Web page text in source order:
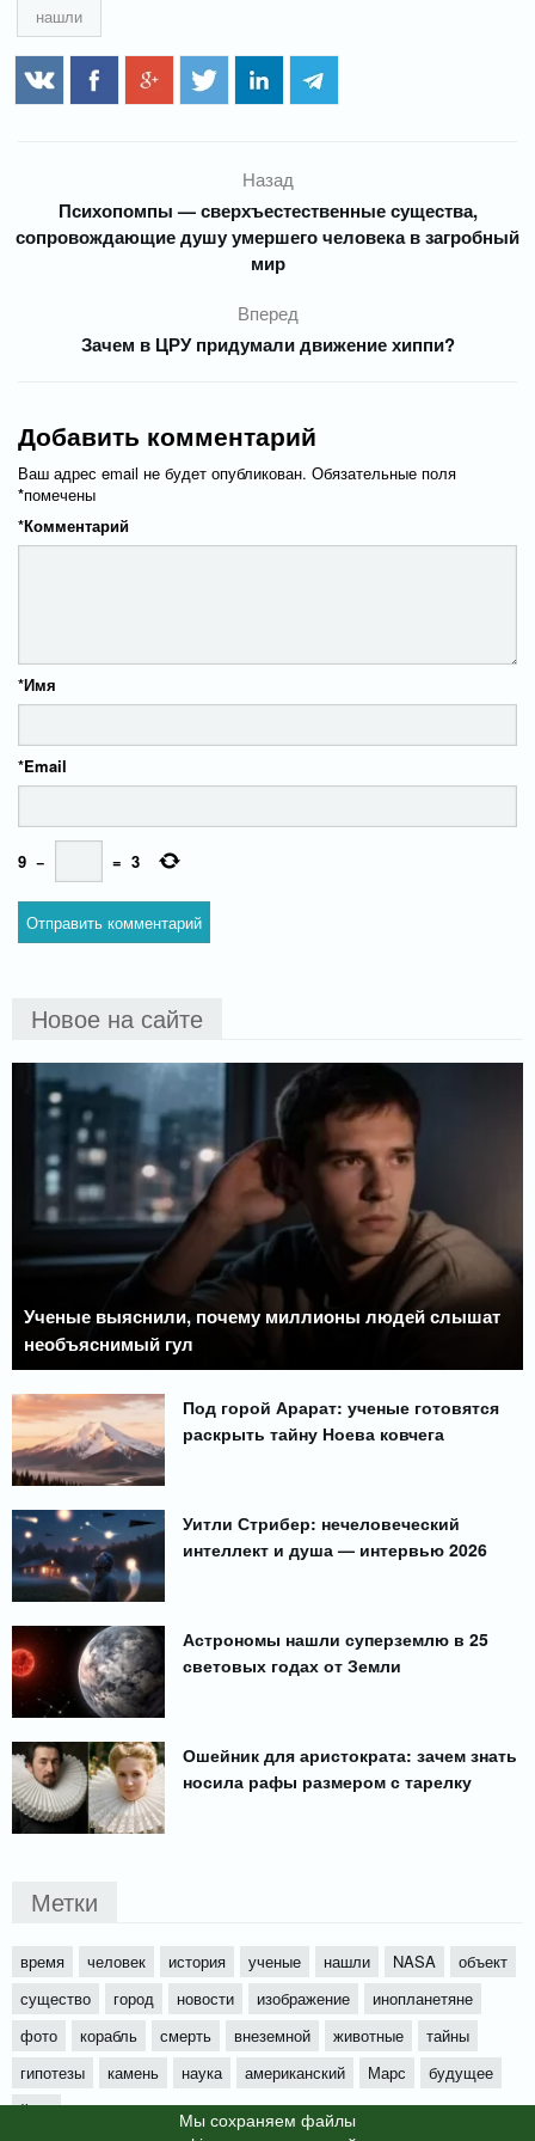
Мы cохраняем файлы
нашли
Назад
Психопомпы — сверхъестественные существа,
сопровождающие душу умершего человека в загробный
мир
Вперед
Зачем в ЦРУ придумали движение хиппи?
Добавить комментарий
Ваш адрес email не будет опубликован. Обязательные поля
помечены
*
Комментарий
*
Имя
*
Email
*
9 − = 3
Новое на сайте
Ученые выяснили, почему миллионы людей слышат
необъяснимый гул
Под горой Арарат: ученые готовятся
раскрыть тайну Ноева ковчега
Уитли Стрибер: нечеловеческий
интеллект и душа — интервью 2026
Астрономы нашли суперземлю в 25
световых годах от Земли
Ошейник для аристократа: зачем знать
носила рафы размером с тарелку
Метки
время человек история ученые нашли NASA
объект
существо
город новости изображение
инопланетяне
фото
корабль смерть внеземной животные
тайны
гипотезы
камень наука американский Марс
будущее
йети